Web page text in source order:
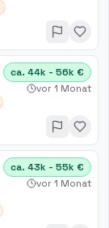
ca. 44k - 56k €
vor 1 Monat
ca. 43k - 55k €
vor 1 Monat